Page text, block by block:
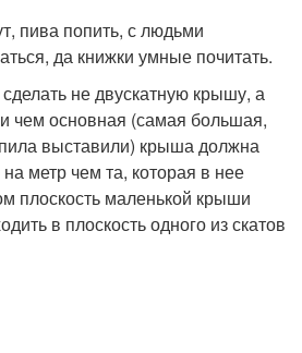
пива попить, с людьми
да книжки умные почитать.
не двускатную крышу, а
чем основная (самая большая,
выставили) крыша должна
метр чем та, которая в нее
плоскость маленькой крыши
в плоскость одного из скатов